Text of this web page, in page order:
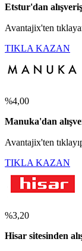
Etstur'dan
Avantajix'ten
TIKLA KAZAN
%4,00
Manuka'dan
Avantajix'ten
TIKLA KAZAN
%3,20
Hisar sitesinden